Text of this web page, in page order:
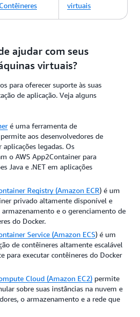
Contêineres
virtuais
ajudar com seus
virtuais?
para oferecer suporte às suas
de aplicação. Veja alguns
é uma ferramenta de
aos desenvolvedores de
legadas. Os
o AWS App2Container para
Java e .NET em aplicações
Registry (Amazon ECR) é um
privado altamente disponível e
e o gerenciamento de
do Docker.
Service (Amazon ECS) é um
de contêineres altamente escalável
para executar contêineres do Docker
Cloud (Amazon EC2) permite
sobre suas instâncias na nuvem e
o armazenamento e a rede que